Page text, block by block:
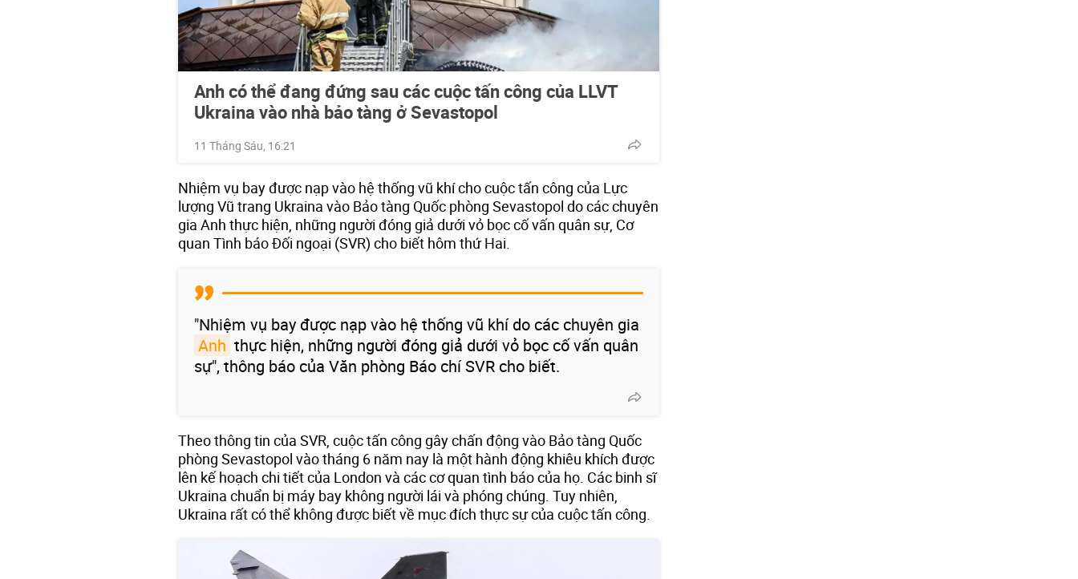
Anh có thể đang đứng sau các cuộc tấn công của LLVT
Ukraina vào nhà bảo tàng ở Sevastopol
11 Tháng Sáu, 16:21
Nhiệm vụ bay được nạp vào hệ thống vũ khí cho cuộc tấn công của Lực
lượng Vũ trang Ukraina vào Bảo tàng Quốc phòng Sevastopol do các chuyên
gia Anh thực hiện, những người đóng giả dưới vỏ bọc cố vấn quân sự, Cơ
quan Tình báo Đối ngoại (SVR) cho biết hôm thứ Hai.
"Nhiệm vụ bay được nạp vào hệ thống vũ khí do các chuyên gia
Anh thực hiện, những người đóng giả dưới vỏ bọc cố vấn quân
sự", thông báo của Văn phòng Báo chí SVR cho biết.
Theo thông tin của SVR, cuộc tấn công gây chấn động vào Bảo tàng Quốc
phòng Sevastopol vào tháng 6 năm nay là một hành động khiêu khích được
lên kế hoạch chi tiết của London và các cơ quan tình báo của họ. Các binh sĩ
Ukraina chuẩn bị máy bay không người lái và phóng chúng. Tuy nhiên,
Ukraina rất có thể không được biết về mục đích thực sự của cuộc tấn công.